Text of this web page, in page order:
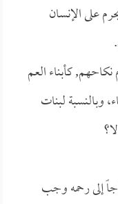
على الإنسان
كأبناء العم
وبالنسبة لبنات
إلى رحمه وجب